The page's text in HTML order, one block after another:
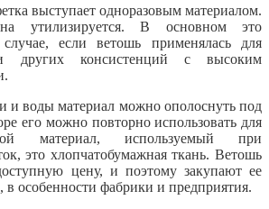
выступает одноразовым материалом.
утилизируется. В основном это
если ветошь применялась для
других консистенций с высоким
и воды материал можно ополоснуть под
его можно повторно использовать для
материал, используемый при
это хлопчатобумажная ткань. Ветошь
цену, и поэтому закупают ее
особенности фабрики и предприятия.